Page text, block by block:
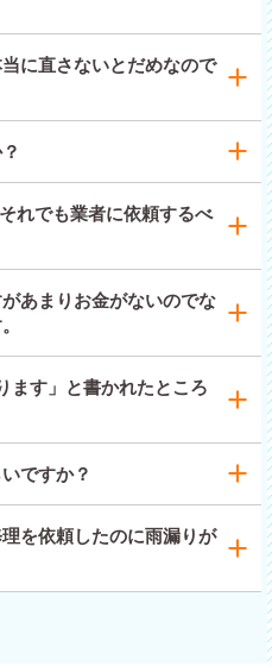
に直さないとだめなので
れでも業者に依頼するべ
あまりお金がないのでな
ます」と書かれたところ
ですか？
を依頼したのに雨漏りが